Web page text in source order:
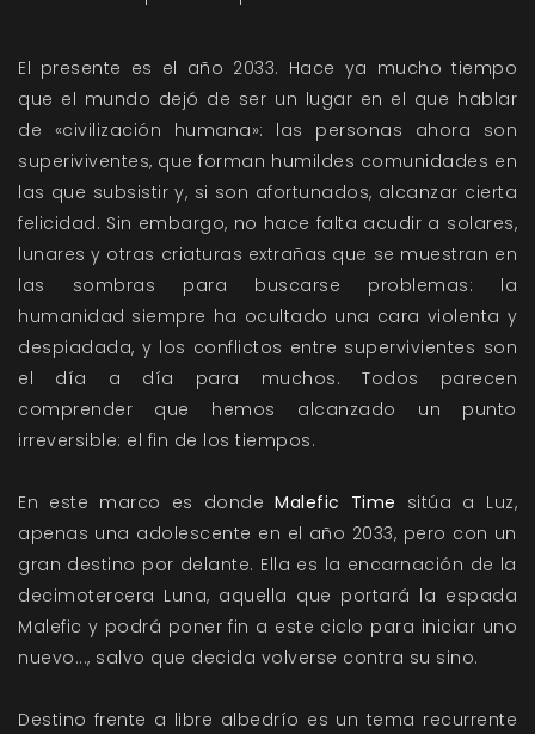
El presente es el año 2033. Hace ya mucho tiempo
que el mundo dejó de ser un lugar en el que hablar
de «civilización humana»: las personas ahora son
superiviventes, que forman humildes comunidades en
las que subsistir y, si son afortunados, alcanzar cierta
felicidad. Sin embargo, no hace falta acudir a solares,
lunares y otras criaturas extrañas que se muestran en
las sombras para buscarse problemas: la
humanidad siempre ha ocultado una cara violenta y
despiadada, y los conflictos entre supervivientes son
el día a día para muchos. Todos parecen
comprender que hemos alcanzado un punto
irreversible: el fin de los tiempos.
En este marco es dondeMalefic Time sitúa a Luz,
apenas una adolescente en el año 2033, pero con un
gran destino por delante. Ella es la encarnación de la
decimotercera Luna, aquella que portará la espada
Malefic y podrá poner fin a este ciclo para iniciar uno
nuevo..., salvo que decida volverse contra su sino.
Destino frente a libre albedrío es un tema recurrente